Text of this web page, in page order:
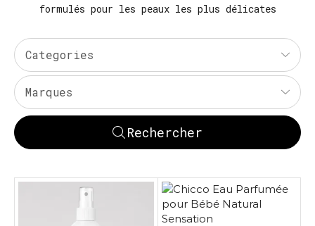
formulés pour les peaux les plus délicates
Categories
Marques
Rechercher